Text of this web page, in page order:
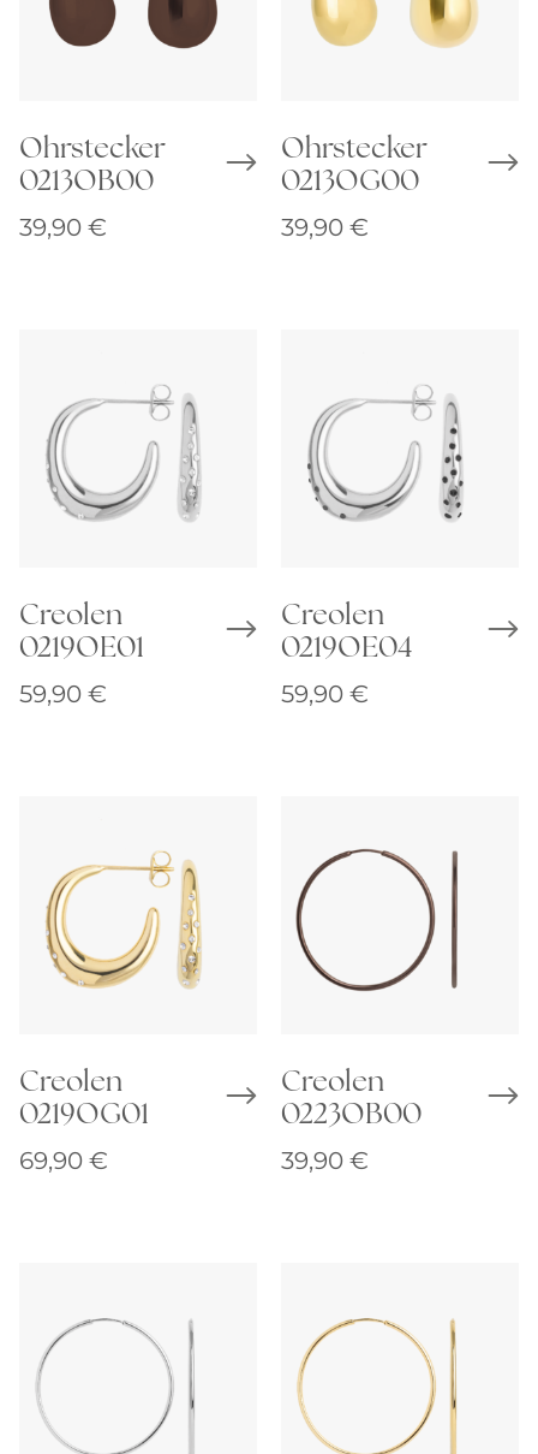
Ohrstecker
0213OB00
39,90 €
Ohrstecker
0213OG00
39,90 €
Creolen
0219OE01
59,90 €
Creolen
0219OE04
59,90 €
Creolen
0219OG01
69,90 €
Creolen
0223OB00
39,90 €